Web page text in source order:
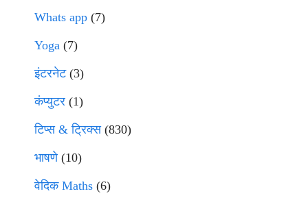
Whats app (7)
Yoga (7)
इंटरनेट(3)
कंप्युटर (1)
टिप्स & ट्रिक्स(830)
भाषणे(10)
वेदिक Maths (6)